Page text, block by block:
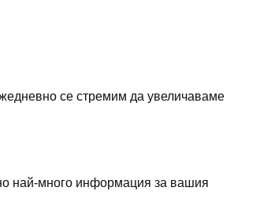
се стремим да увеличаваме
най-много информация за вашия